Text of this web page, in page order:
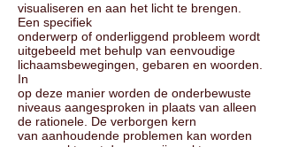
visualiseren en aan het licht te brengen.
Een specifiek
onderwerp of onderliggend probleem wordt
uitgebeeld met behulp van eenvoudige
lichaamsbewegingen, gebaren en woorden.
In
op deze manier worden de onderbewuste
niveaus aangesproken in plaats van alleen
de rationele. De verborgen kern
van aanhoudende problemen kan worden